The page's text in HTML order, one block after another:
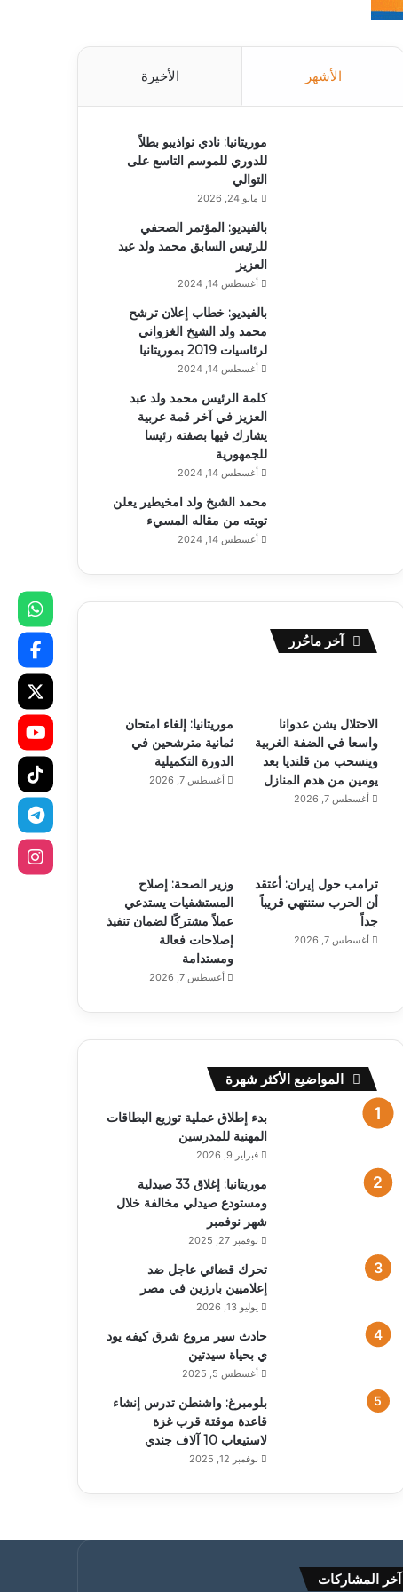
الأشهر الأخيرة
موريتانيا: نادي نواذيبو بطلاً
للدوري للموسم التاسع على
التوالي
مايو 24, 2026
بالفيديو: المؤتمر الصحفي
للرئيس السابق محمد ولد عبد
العزيز
أغسطس 14, 2024
بالفيديو: خطاب إعلان ترشح
محمد ولد الشيخ الغزواني
لرئاسيات 2019 بموريتانيا
أغسطس 14, 2024
كلمة الرئيس محمد ولد عبد
العزيز في آخر قمة عربية
يشارك فيها بصفته رئيسا
للجمهورية
أغسطس 14, 2024
محمد الشيخ ولد امخيطير يعلن
توبته من مقاله المسيء
أغسطس 14, 2024
آخر ماحُرر
الاحتلال يشن عدوانا
واسعا في الضفة الغربية
وينسحب من قلنديا بعد
يومين من هدم المنازل
أغسطس 7, 2026
موريتانيا: إلغاء امتحان
ثمانية مترشحين في
الدورة التكميلية
أغسطس 7, 2026
ترامب حول إيران: أعتقد
أن الحرب ستنتهي قريباً
جداً
أغسطس 7, 2026
وزير الصحة: إصلاح
المستشفيات يستدعي
عملاً مشتركًا لضمان تنفيذ
إصلاحات فعالة
ومستدامة
أغسطس 7, 2026
المواضيع الأكثر شهرة
بدء إطلاق عملية توزيع البطاقات
المهنية للمدرسين
فبراير 9, 2026
موريتانيا: إغلاق 33 صيدلية
ومستودع صيدلي مخالفة خلال
شهر نوفمبر
نوفمبر 27, 2025
تحرك قضائي عاجل ضد
إعلاميين بارزين في مصر
يوليو 13, 2026
حادث سير مروع شرق كيفه يود
ي بحياة سيدتين
أغسطس 5, 2025
بلومبرغ: واشنطن تدرس إنشاء
قاعدة موقتة قرب غزة
لاستيعاب 10 آلاف جندي
نوفمبر 12, 2025
آخر المشاركات